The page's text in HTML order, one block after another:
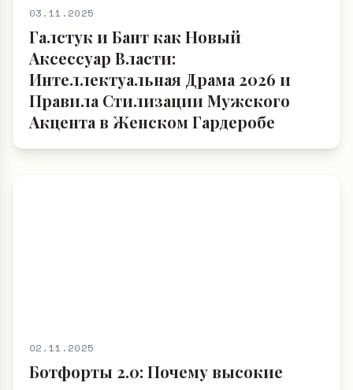
03.11.2025
Галстук и Бант как Новый
Аксессуар Власти:
Интеллектуальная Драма 2026 и
Правила Стилизации Мужского
Акцента в Женском Гардеробе
02.11.2025
Ботфорты 2.0: Почему высокие